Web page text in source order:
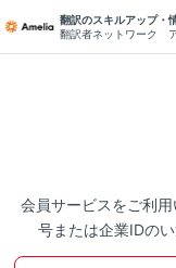
翻訳のスキルアップ・
翻訳者ネットワーク
会員サービスをご利
号または企業IDの